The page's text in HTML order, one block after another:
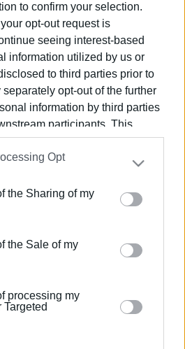
to confirm your selection.
opt-out request is
seeing interest-based
information utilized by us or
to third parties prior to
opt-out of the further
information by third parties
participants. This
disclosed by us to third parties
Participants
that may
third parties.
app uses one or more
gather and store information
to grant or deny consent to
tags to use your data for
Opt
the Sharing of my
the Sale of my
processing my
Targeted
Ενημέρωση από το
ευθύνης. Ειδικεύεται στις
ελεύθερο και το
στο Facebook